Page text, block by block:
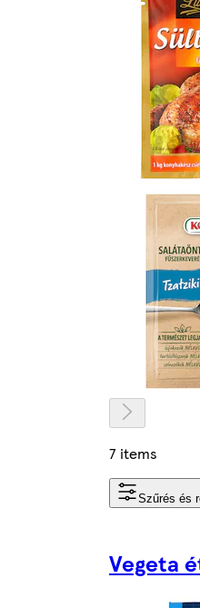
7 items
Szűrés és
Vegeta